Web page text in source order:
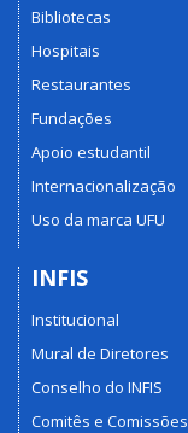
Bibliotecas
Hospitais
Restaurantes
Fundações
Apoio estudantil
Internacionalização
Uso da marca UFU
INFIS
Institucional
Mural de Diretores
Conselho do INFIS
Comitês e Comissões